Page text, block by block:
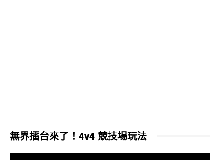
無界擂台來了！4v4 競技場玩法